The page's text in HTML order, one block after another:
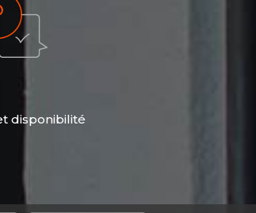
disponibilité